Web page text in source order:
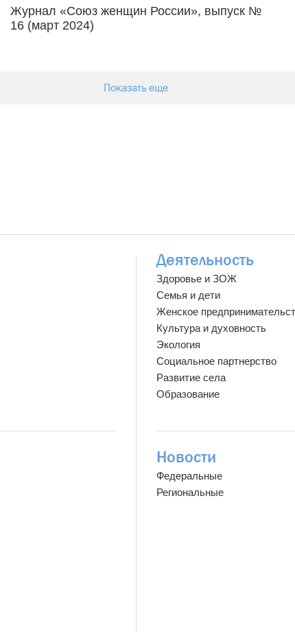
Журнал «Союз женщин России», выпуск №
16 (март 2024)
Показать еще
Деятельность
Здоровье и ЗОЖ
Семья и дети
Женское
Культура и духовность
Экология
Социальное партнерство
Развитие села
Образование
Новости
Федеральные
Региональные